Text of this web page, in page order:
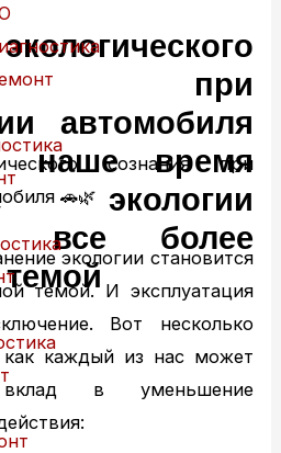
при
автомобиля
время
экологии
все более
темой
сознания при
🚗🌿
экологии становится
темой. И эксплуатация
Вот несколько
как каждый из нас может
в уменьшение